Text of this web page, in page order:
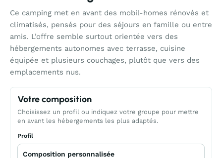
Ce camping met en avant des mobil-homes rénovés et
climatisés, pensés pour des séjours en famille ou entre
amis. L’offre semble surtout orientée vers des
hébergements autonomes avec terrasse, cuisine
équipée et plusieurs couchages, plutôt que vers des
emplacements nus.
Votre composition
Choisissez un profil ou indiquez votre groupe pour mettre
en avant les hébergements les plus adaptés.
Profil